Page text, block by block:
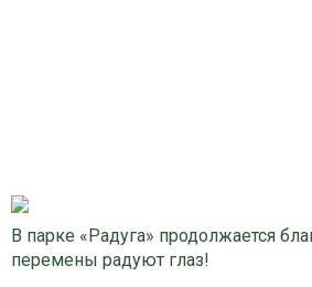
В парке «Радуга» продолжается
перемены радуют глаз!